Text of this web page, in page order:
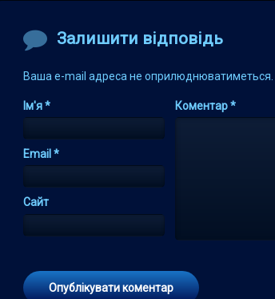
Comments
Залишити відповідь
Ваша e-mail адреса не оприлюднюватиметься.
Коментар*
Ім'я*
Email *
Сайт